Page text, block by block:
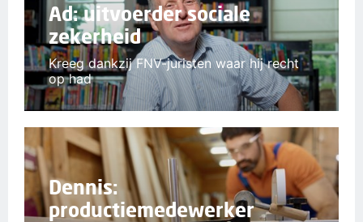
Ad: uitvoerder sociale
zekerheid
Kreeg dankzij FNV-juristen waar hij recht
op had
Dennis:
productiemedewerker